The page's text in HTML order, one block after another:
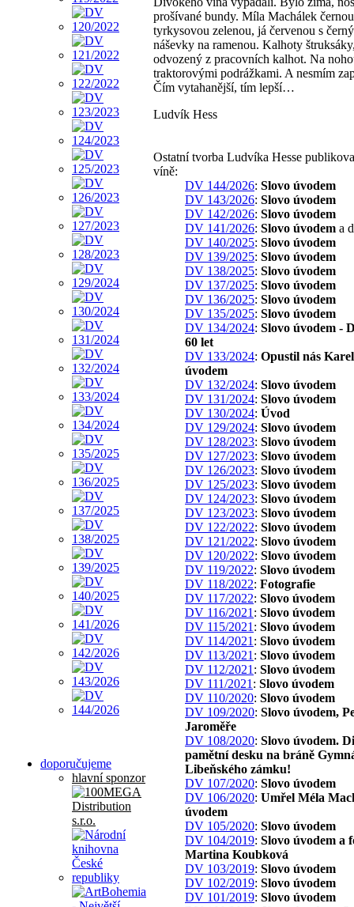
doporučujeme
hlavní sponzor
prošívané bundy. Míla Machálek
tyrkysovou zelenou, já červenou s
náševky na ramenou. Kalhoty
odvozený z pracovních kalhot. Na
traktorovými podrážkami. A nesmím
Čím vytahanější, tím lepší…
Ludvík Hess
Ostatní tvorba Ludvíka Hesse
víně:
DV 144/2026: Slovo úvodem
DV 143/2026: Slovo úvodem
DV 142/2026: Slovo úvodem
DV 141/2026: Slovo úvodem a
DV 140/2025: Slovo úvodem
DV 139/2025: Slovo úvodem
DV 138/2025: Slovo úvodem
DV 137/2025: Slovo úvodem
DV 136/2025: Slovo úvodem
DV 135/2025: Slovo úvodem
DV 134/2024: Slovo úvodem -
60 let
DV 133/2024: Opustil nás
úvodem
DV 132/2024: Slovo úvodem
DV 131/2024: Slovo úvodem
DV 130/2024: Úvod
DV 129/2024: Slovo úvodem
DV 128/2023: Slovo úvodem
DV 127/2023: Slovo úvodem
DV 126/2023: Slovo úvodem
DV 125/2023: Slovo úvodem
DV 124/2023: Slovo úvodem
DV 123/2023: Slovo úvodem
DV 122/2022: Slovo úvodem
DV 121/2022: Slovo úvodem
DV 120/2022: Slovo úvodem
DV 119/2022: Slovo úvodem
DV 118/2022: Fotografie
DV 117/2022: Slovo úvodem
DV 116/2021 : Slovo úvodem
DV 115/2021 : Slovo úvodem
DV 114/2021 : Slovo úvodem
DV 113/2021 : Slovo úvodem
DV 112/2021 : Slovo úvodem
DV 111/2021 : Slovo úvodem
DV 110/2020: Slovo úvodem
DV 109/2020: Slovo úvodem,
Jaroměře
DV 108/2020: Slovo úvodem.
pamětní desku na bráně
Libeňského zámku!
DV 107/2020: Slovo úvodem
DV 106/2020: Umřel Méla
úvodem
DV 105/2020: Slovo úvodem
DV 104/2019: Slovo úvodem a
Martina Koubková
DV 103/2019: Slovo úvodem
DV 102/2019: Slovo úvodem
DV 101/2019: Slovo úvodem